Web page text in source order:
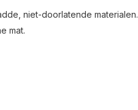
niet-doorlatende
mat.